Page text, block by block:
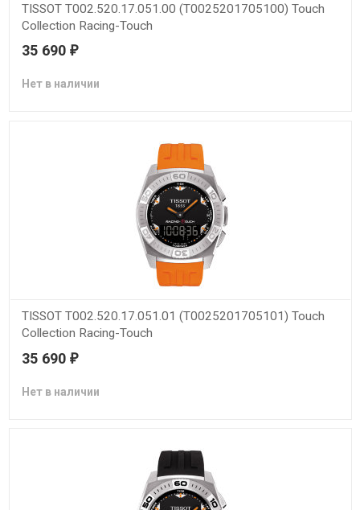
TISSOT T002.520.17.051.00 (T0025201705100) Touch
Collection Racing-Touch
35 690 ₽
Нет в наличии
TISSOT T002.520.17.051.01 (T0025201705101) Touch
Collection Racing-Touch
35 690 ₽
Нет в наличии